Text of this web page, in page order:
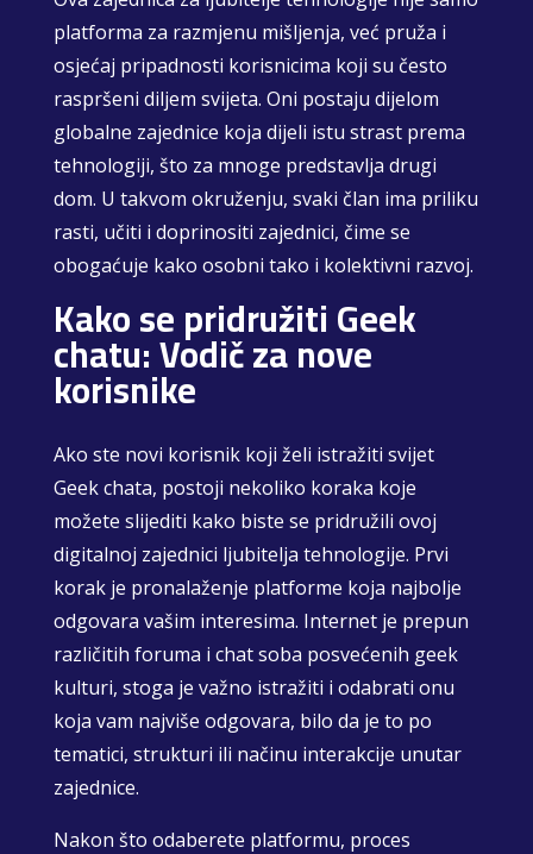
platforma za razmjenu mišljenja, već pruža i
osjećaj pripadnosti korisnicima koji su često
raspršeni diljem svijeta. Oni postaju dijelom
globalne zajednice koja dijeli istu strast prema
tehnologiji, što za mnoge predstavlja drugi
dom. U takvom okruženju, svaki član ima priliku
rasti, učiti i doprinositi zajednici, čime se
obogaćuje kako osobni tako i kolektivni razvoj.
Kako se pridružiti Geek
chatu: Vodič za nove
korisnike
Ako ste novi korisnik koji želi istražiti svijet
Geek chata, postoji nekoliko koraka koje
možete slijediti kako biste se pridružili ovoj
digitalnoj zajednici ljubitelja tehnologije. Prvi
korak je pronalaženje platforme koja najbolje
odgovara vašim interesima. Internet je prepun
različitih foruma i chat soba posvećenih geek
kulturi, stoga je važno istražiti i odabrati onu
koja vam najviše odgovara, bilo da je to po
tematici, strukturi ili načinu interakcije unutar
zajednice.
Nakon što odaberete platformu, proces